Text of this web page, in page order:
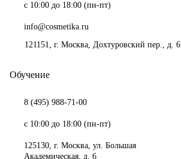
с 10:00 до 18:00 (пн-пт)
info@cosmetika.ru
121151, г. Москва, Дохтуровский пер., д. 6
Обучение
8 (495) 988-71-00
с 10:00 до 18:00 (пн-пт)
125130, г. Москва, ул. Большая
Академическая, д. 6